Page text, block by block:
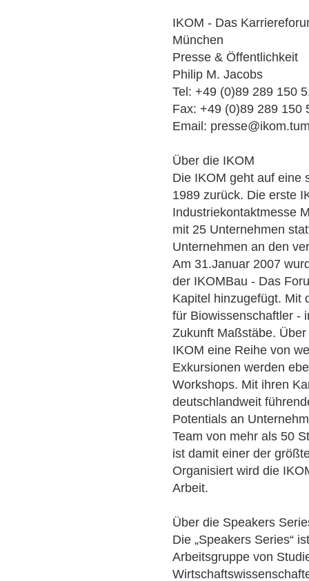
IKOM - Das
München
Presse & Öffentlichkeit
Philip M. Jacobs
Tel: +49 (0)89 289 150
Fax: +49 (0)89 289 150
Email:
Über die IKOM
Die IKOM geht auf eine
1989 zurück. Die erste
Industriekontaktmesse
mit 25 Unternehmen
Unternehmen an den
Am 31.Januar 2007
der IKOMBau - Das
Kapitel hinzugefügt. Mit
für Biowissenschaftler -
Zukunft Maßstäbe.
IKOM eine Reihe von
Exkursionen werden
Workshops. Mit ihren
deutschlandweit
Potentials an
Team von mehr als 50
ist damit einer der
Organisiert wird die
Arbeit.
Über die Speakers
Die „Speakers Series“
Arbeitsgruppe von